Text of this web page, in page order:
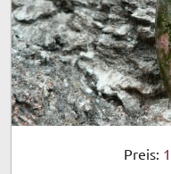
Preis: